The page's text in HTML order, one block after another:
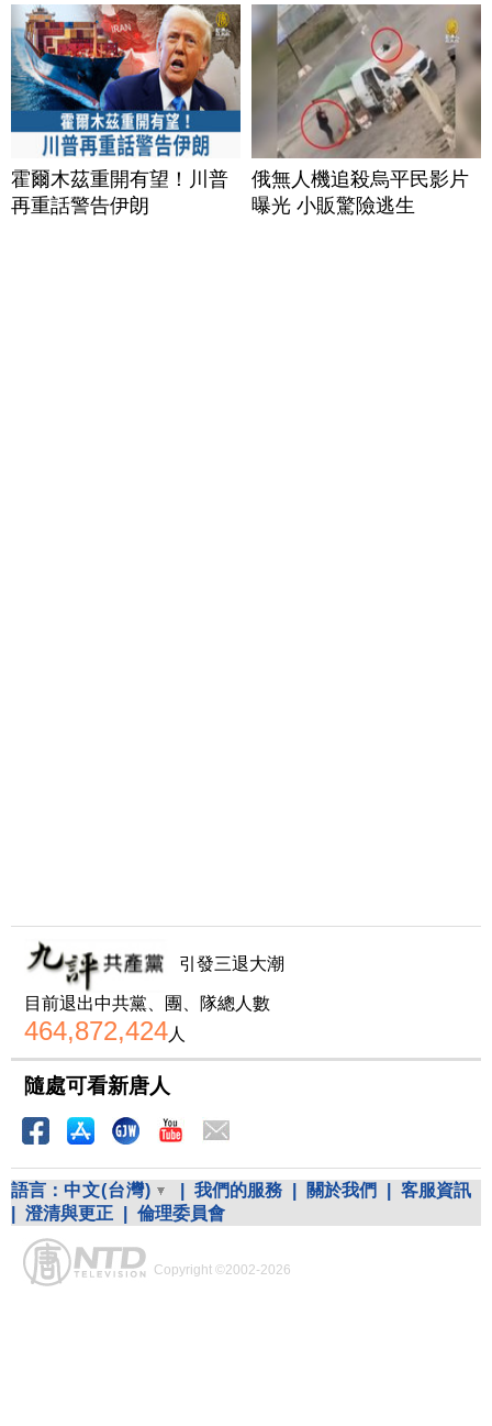
霍爾木茲重開有望！川普
再重話警告伊朗
俄無人機追殺烏平民影片
曝光 小販驚險逃生
引發三退大潮
目前退出中共黨、團、隊總人數
464,872,424人
隨處可看新唐人
語言： 中文(台灣) 我們的服務 關於我們
客服資訊
澄清與更正 倫理委員會
Copyright ©2002-2026